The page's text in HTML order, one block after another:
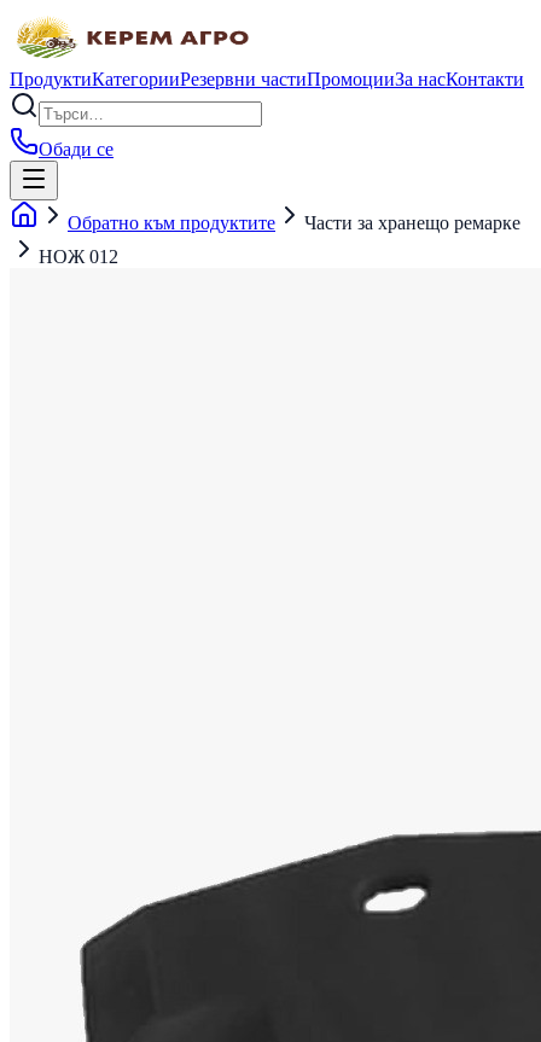
ПродуктиКатегорииРезервни частиПромоцииЗа насКонтакти
Обади се
Обратно към продуктите
Части за хранещо ремарке
НОЖ 012